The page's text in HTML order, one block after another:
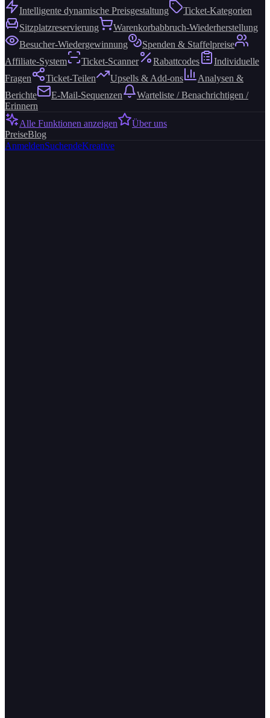
Intelligente dynamische Preisgestaltung
Ticket-Kategorien
Sitzplatzreservierung
Warenkorbabbruch-Wiederherstellung
Besucher-Wiedergewinnung
Spenden & Staffelpreise
Affiliate-System
Ticket-Scanner Rabattcodes
Individuelle
Fragen
Ticket-Teilen Upsells & Add-ons
Analysen &
Berichte
E-Mail-Sequenzen
Warteliste / Benachrichtigen /
Erinnern
Alle Funktionen anzeigen
Über uns
PreiseBlog
AnmeldenSuchendeKreative